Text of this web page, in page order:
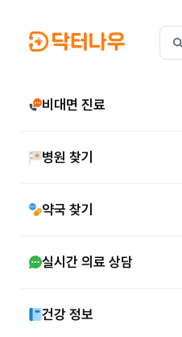
비대면 진료
병원 찾기
약국 찾기
실시간 의료 상담
건강 정보